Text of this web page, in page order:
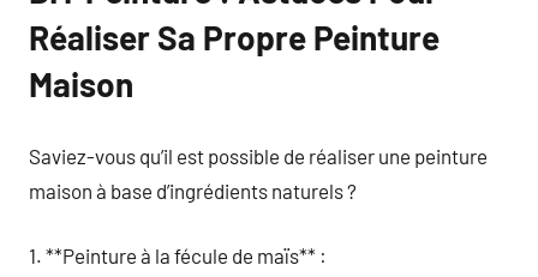
Réaliser Sa Propre Peinture
Maison
Saviez-vous qu’il est possible de réaliser une peinture
maison à base d’ingrédients naturels ?
1. **Peinture à la fécule de maïs** :